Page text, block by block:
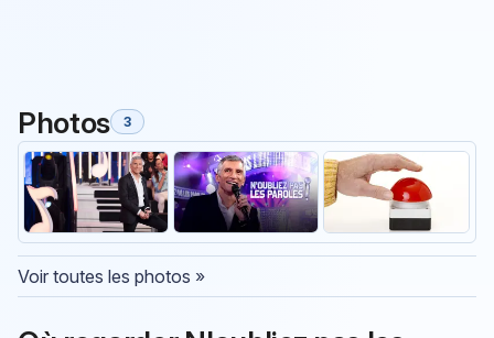
Photos 3
Voir toutes les photos »